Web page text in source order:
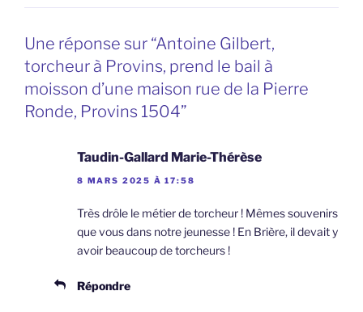
Une réponse sur “Antoine Gilbert,
torcheur à Provins, prend le bail à
moisson d’une maison rue de la Pierre
Ronde, Provins 1504”
Taudin-Gallard Marie-Thérèse
8 MARS 2025 À 17:58
Très drôle le métier de torcheur ! Mêmes souvenirs
que vous dans notre jeunesse ! En Brière, il devait y
avoir beaucoup de torcheurs !
Répondre